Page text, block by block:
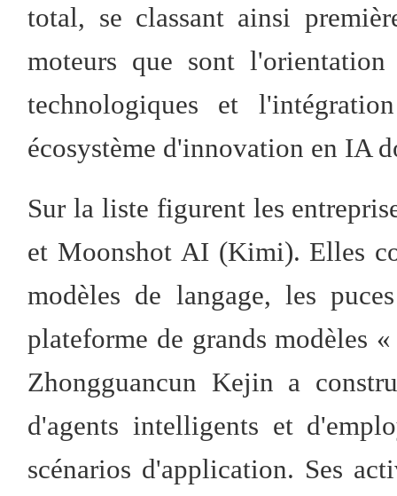
total, se classant ainsi
moteurs que sont
technologiques et
écosystème d'innovation en IA
Sur la liste figurent les
et Moonshot AI (Kimi). Elles
modèles de langage, les
plateforme de grands modèles
Zhongguancun Kejin a
d'agents intelligents et
scénarios d'application. Ses